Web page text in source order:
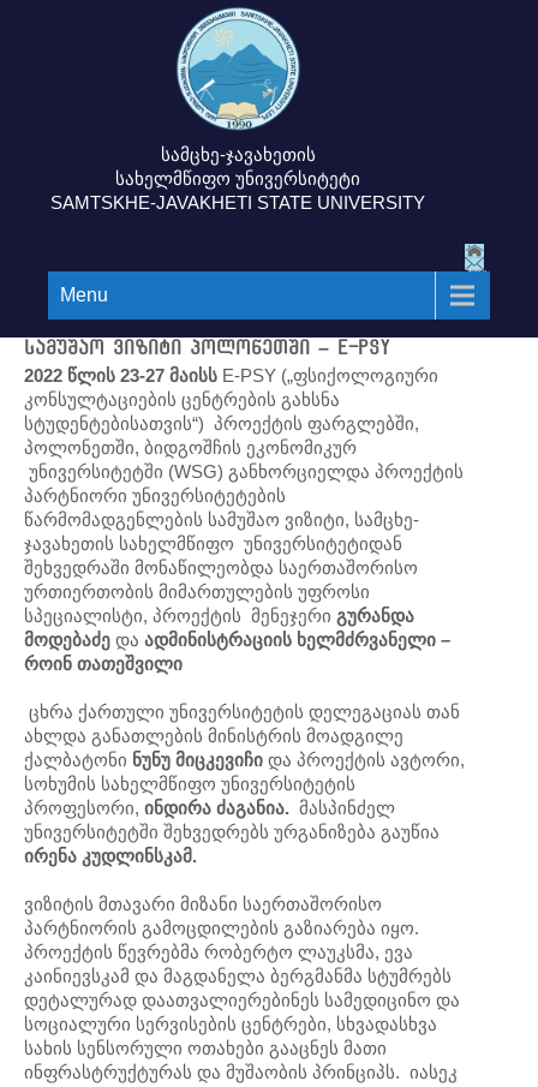
სამცხე-ჯავახეთის
სახელმწიფო უნივერსიტეტი
SAMTSKHE-JAVAKHETI STATE UNIVERSITY
Menu
სამუშაო ვიზიტი პოლონეთში – E-PSY
2022 წლის 23-27 მაისს E-PSY („ფსიქოლოგიური
კონსულტაციების ცენტრების გახსნა
სტუდენტებისათვის“) პროექტის ფარგლებში,
პოლონეთში, ბიდგოშჩის ეკონომიკურ
უნივერსიტეტში (WSG) განხორციელდა პროექტის
პარტნიორი უნივერსიტეტების
წარმომადგენლების სამუშაო ვიზიტი, სამცხე-
ჯავახეთის სახელმწიფო უნივერსიტეტიდან
შეხვედრაში მონაწილეობდა საერთაშორისო
ურთიერთობის მიმართულების უფროსი
სპეციალისტი, პროექტის მენეჯერი გურანდა
მოდებაძე და ადმინისტრაციის ხელმძრვანელი –
როინ თათეშვილი
ცხრა ქართული უნივერსიტეტის დელეგაციას თან
ახლდა განათლების მინისტრის მოადგილე
ქალბატონი ნუნუ მიცკევიჩი და პროექტის ავტორი,
სოხუმის სახელმწიფო უნივერსიტეტის
პროფესორი, ინდირა ძაგანია. მასპინძელ
უნივერსიტეტში შეხვედრებს ურგანიზება გაუწია
ირენა კუდლინსკამ.
ვიზიტის მთავარი მიზანი საერთაშორისო
პარტნიორის გამოცდილების გაზიარება იყო.
პროექტის წევრებმა რობერტო ლაუკსმა, ევა
კაინიევსკამ და მაგდანელა ბერგმანმა სტუმრებს
დეტალურად დაათვალიერებინეს სამედიცინო და
სოციალური სერვისების ცენტრები, სხვადასხვა
სახის სენსორული ოთახები გააცნეს მათი
ინფრასტრუქტურას და მუშაობის პრინციპს. იასეკ